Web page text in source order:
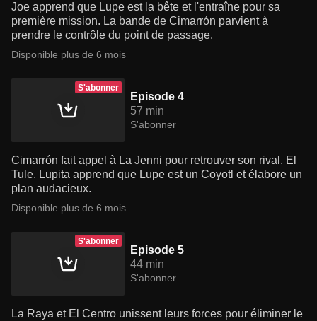
Joe apprend que Lupe est la bête et l'entraîne pour sa
première mission. La bande de Cimarrón parvient à
prendre le contrôle du point de passage.
Disponible plus de 6 mois
S'abonner
Episode 4
57 min
S'abonner
Cimarrón fait appel à La Jenni pour retrouver son rival, El
Tule. Lupita apprend que Lupe est un Coyotl et élabore un
plan audacieux.
Disponible plus de 6 mois
S'abonner
Episode 5
44 min
S'abonner
La Raya et El Centro unissent leurs forces pour éliminer le